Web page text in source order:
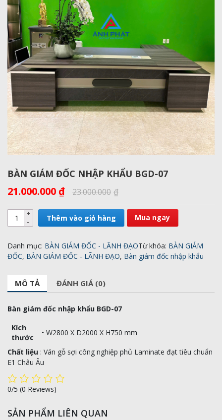
BÀN GIÁM ĐỐC NHẬP KHẨU BGD-07
21.000.000 ₫ 23.000.000 ₫
Thêm vào giỏ hàng Mua ngay
Danh mục: BÀN GIÁM ĐỐC - LÃNH ĐẠOTừ khóa: BÀN GIÁM
ĐỐC, BÀN GIÁM ĐỐC - LÃNH ĐẠO, Bàn giám đốc nhập khẩu
MÔ TẢ ĐÁNH GIÁ (0)
Bàn giám đốc nhập khẩu BGD-07
Kích
thước
• W2800 X D2000 X H750 mm
Chất liệu : Ván gỗ sợi công nghiệp phủ Laminate đạt tiêu chuẩn
E1 Châu Âu
0/5 (0 Reviews)
SẢN PHẨM LIÊN QUAN